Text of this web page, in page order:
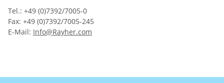
Tel.: +49 (0)7392/7005-0
Fax: +49 (0)7392/7005-245
E-Mail: Info@Rayher.com